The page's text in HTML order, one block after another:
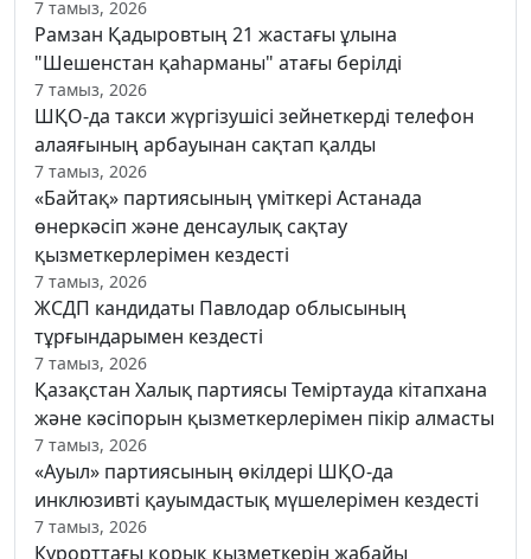
7 тамыз, 2026
Рамзан Қадыровтың 21 жастағы ұлына
"Шешенстан қаһарманы" атағы берілді
7 тамыз, 2026
ШҚО-да такси жүргізушісі зейнеткерді телефон
алаяғының арбауынан сақтап қалды
7 тамыз, 2026
«Байтақ» партиясының үміткері Астанада
өнеркәсіп және денсаулық сақтау
қызметкерлерімен кездесті
7 тамыз, 2026
ЖСДП кандидаты Павлодар облысының
тұрғындарымен кездесті
7 тамыз, 2026
Қазақстан Халық партиясы Теміртауда кітапхана
және кәсіпорын қызметкерлерімен пікір алмасты
7 тамыз, 2026
«Ауыл» партиясының өкілдері ШҚО-да
инклюзивті қауымдастық мүшелерімен кездесті
7 тамыз, 2026
Курорттағы қорық қызметкерін жабайы